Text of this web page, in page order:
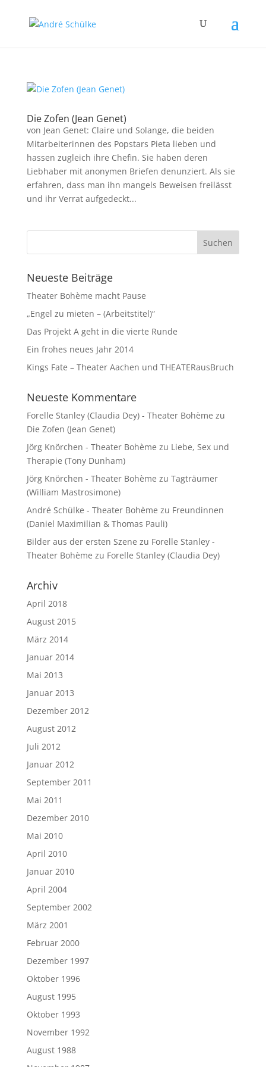
Die Zofen (Jean Genet)
von Jean Genet: Claire und Solange, die beiden
Mitarbeiterinnen des Popstars Pieta lieben und
hassen zugleich ihre Chefin. Sie haben deren
Liebhaber mit anonymen Briefen denunziert. Als sie
erfahren, dass man ihn mangels Beweisen freilässt
und ihr Verrat aufgedeckt...
Neueste Beiträge
Theater Bohème macht Pause
„Engel zu mieten – (Arbeitstitel)“
Das Projekt A geht in die vierte Runde
Ein frohes neues Jahr 2014
Kings Fate – Theater Aachen und THEATERausBruch
Neueste Kommentare
Forelle Stanley (Claudia Dey) - Theater Bohème zu
Die Zofen (Jean Genet)
Jörg Knörchen - Theater Bohème zu Liebe, Sex und
Therapie (Tony Dunham)
Jörg Knörchen - Theater Bohème zu Tagträumer
(William Mastrosimone)
André Schülke - Theater Bohème zu Freundinnen
(Daniel Maximilian & Thomas Pauli)
Bilder aus der ersten Szene zu Forelle Stanley -
Theater Bohème zu Forelle Stanley (Claudia Dey)
Archiv
April 2018
August 2015
März 2014
Januar 2014
Mai 2013
Januar 2013
Dezember 2012
August 2012
Juli 2012
Januar 2012
September 2011
Mai 2011
Dezember 2010
Mai 2010
April 2010
Januar 2010
April 2004
September 2002
März 2001
Februar 2000
Dezember 1997
Oktober 1996
August 1995
Oktober 1993
November 1992
August 1988